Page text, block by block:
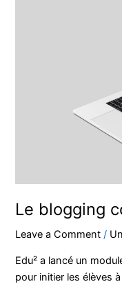
Le blogging
Leave a Comment /
Edu² a lancé un
pour initier les élèves